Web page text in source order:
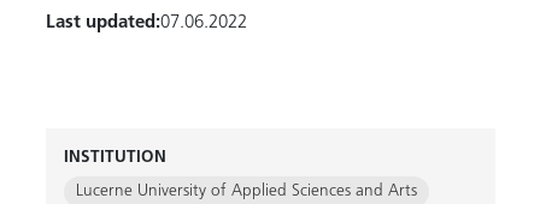
Last updated:07.06.2022
INSTITUTION
Lucerne University of Applied Sciences and Arts